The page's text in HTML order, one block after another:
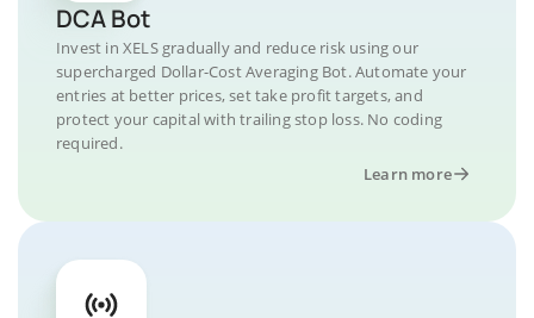
DCA Bot
Invest in XELS gradually and reduce risk using our
supercharged Dollar-Cost Averaging Bot. Automate your
entries at better prices, set take profit targets, and
protect your capital with trailing stop loss. No coding
required.
Learn more